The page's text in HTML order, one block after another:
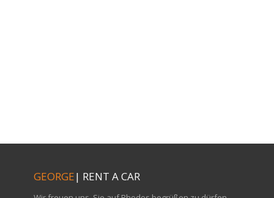
GEORGE| RENT A CAR